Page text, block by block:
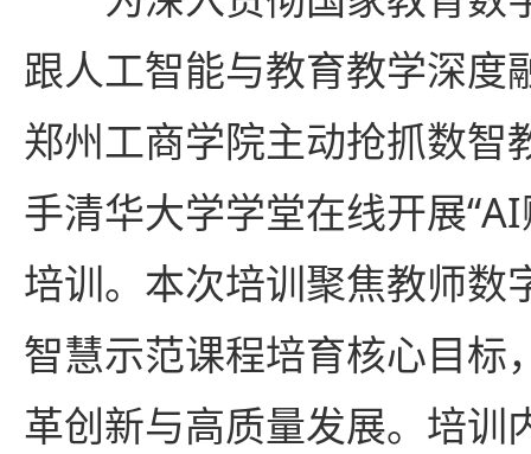
跟人工智能与教育教学深度
郑州工商学院主动抢抓数智
手清华大学学堂在线开展
培训。本次培训聚焦教师数
智慧示范课程培育核心目标
革创新与高质量发展。培训